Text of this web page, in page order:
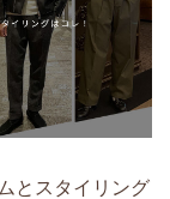
とスタイリング